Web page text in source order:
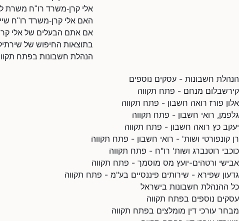
אלי קרן-משרד רו"ח משרת
האם אלי קרן-משרד רו"ח
אם אתם הבעלים של אלי
בתוצאות החיפוש של
הנהלת חשבונות בפתח
הנהלת חשבונות - עסקים נוספים
קירשבלום מנחם - פתח תקווה
אלון פורז רואה חשבון - פתח תקווה
גלפמן, רואי חשבון - פתח תקווה
יעקב כץ רואה חשבון - פתח תקווה
רן קונפורטי ושות' - רואי חשבון - פתח תקווה
כוכבי רוטנברג ושות' רו"ח - פתח תקווה
‏אבישי ורטהים-יועץ מס מוסמך - פתח תקווה
גדעון שפירא - שירותים פיננסיים בע"מ - פתח תקווה
כל ההנהלת חשבונות בישראל
עסקים נוספים בפתח תקווה
מבחר עורכי דין מומלצים בפתח תקווה